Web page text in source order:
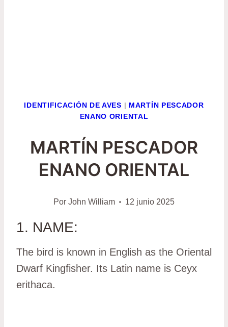
IDENTIFICACIÓN DE AVES | MARTÍN PESCADOR
ENANO ORIENTAL
MARTÍN PESCADOR
ENANO ORIENTAL
Por John William 12 junio 2025
1. NAME:
The bird is known in English as the Oriental
Dwarf Kingfisher. Its Latin name is Ceyx
erithaca.